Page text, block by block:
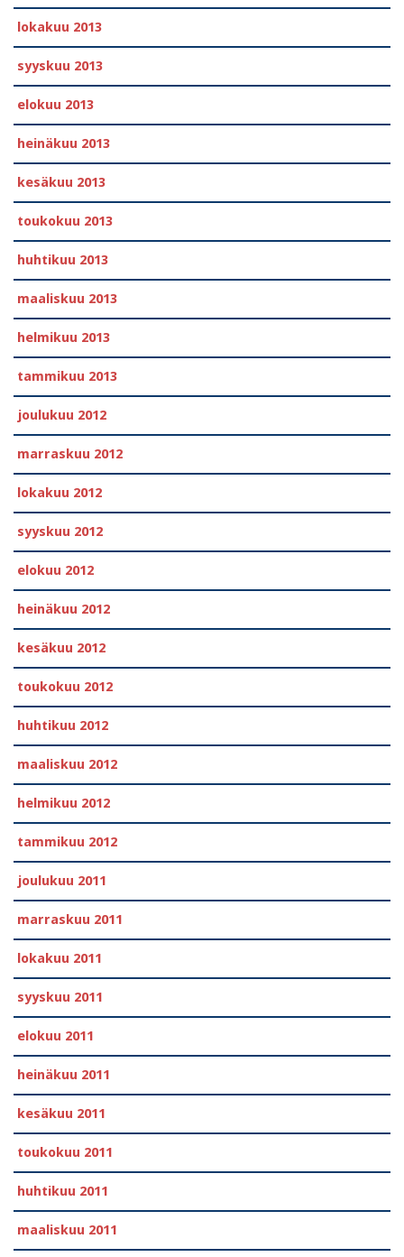
lokakuu 2013
syyskuu 2013
elokuu 2013
heinäkuu 2013
kesäkuu 2013
toukokuu 2013
huhtikuu 2013
maaliskuu 2013
helmikuu 2013
tammikuu 2013
joulukuu 2012
marraskuu 2012
lokakuu 2012
syyskuu 2012
elokuu 2012
heinäkuu 2012
kesäkuu 2012
toukokuu 2012
huhtikuu 2012
maaliskuu 2012
helmikuu 2012
tammikuu 2012
joulukuu 2011
marraskuu 2011
lokakuu 2011
syyskuu 2011
elokuu 2011
heinäkuu 2011
kesäkuu 2011
toukokuu 2011
huhtikuu 2011
maaliskuu 2011